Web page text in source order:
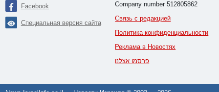
Facebook
Специальная версия сайта
Company number 512805862
Связь с редакцией
Политика конфиденциальности
Реклама в Новостях
פרסמו אצלנו